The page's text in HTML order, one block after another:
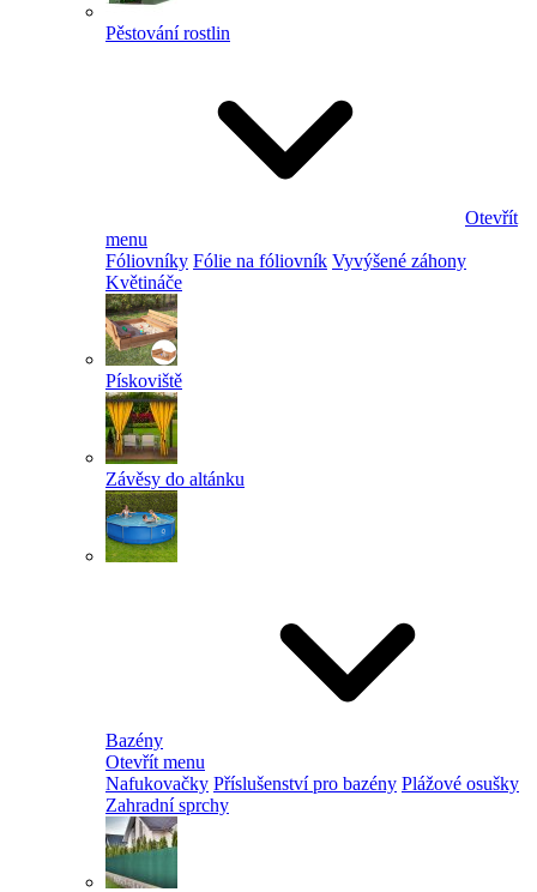
Pěstování rostlin
Otevřít
menu
Fóliovníky Fólie na fóliovník Vyvýšené záhony
Květináče
Pískoviště
Závěsy do altánku
Bazény
Otevřít menu
Nafukovačky Příslušenství pro bazény Plážové osušky
Zahradní sprchy